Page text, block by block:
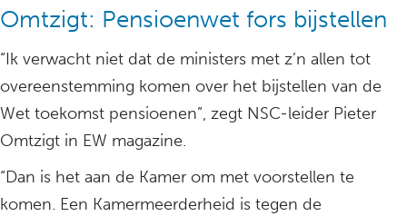
Omtzigt: Pensioenwet fors bijstellen
“Ik verwacht niet dat de ministers met z’n allen tot
overeenstemming komen over het bijstellen van de
Wet toekomst pensioenen”, zegt NSC-leider Pieter
Omtzigt in EW magazine.
“Dan is het aan de Kamer om met voorstellen te
komen. Een Kamermeerderheid is tegen de